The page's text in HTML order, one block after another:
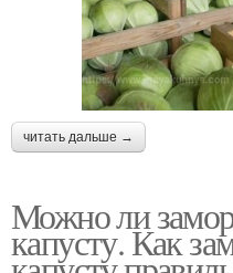
читать дальше →
Можно ли
капусту. Как